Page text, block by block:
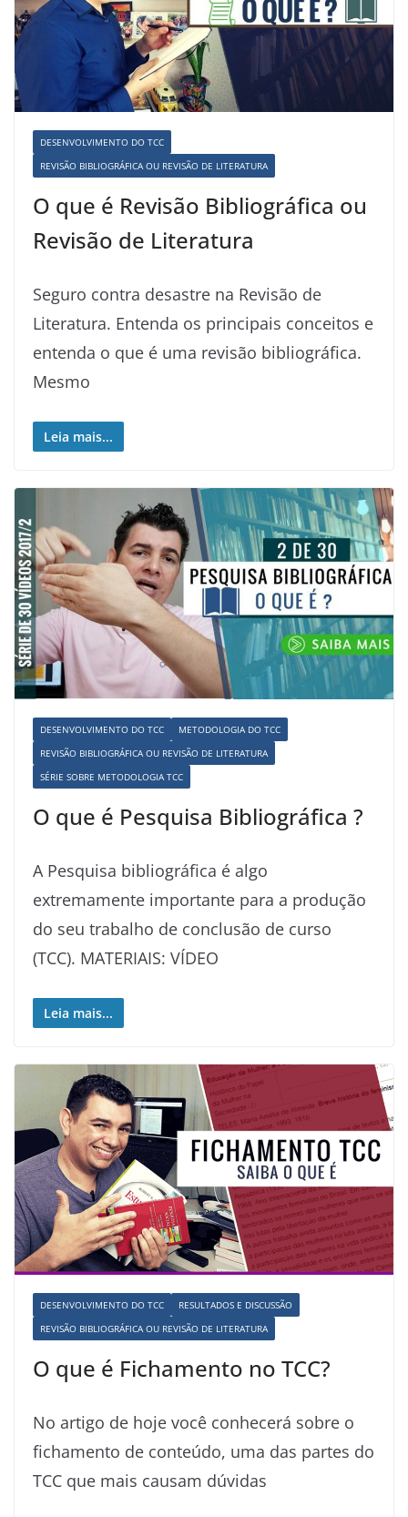
DESENVOLVIMENTO DO TCC
REVISÃO BIBLIOGRÁFICA OU REVISÃO DE LITERATURA
O que é Revisão Bibliográfica ou
Revisão de Literatura
Seguro contra desastre na Revisão de
Literatura. Entenda os principais conceitos e
entenda o que é uma revisão bibliográfica.
Mesmo
Leia mais...
DESENVOLVIMENTO DO TCC
METODOLOGIA DO TCC
REVISÃO BIBLIOGRÁFICA OU REVISÃO DE LITERATURA
SÉRIE SOBRE METODOLOGIA TCC
O que é Pesquisa Bibliográfica ?
A Pesquisa bibliográfica é algo
extremamente importante para a produção
do seu trabalho de conclusão de curso
(TCC). MATERIAIS: VÍDEO
Leia mais...
DESENVOLVIMENTO DO TCC
RESULTADOS E DISCUSSÃO
REVISÃO BIBLIOGRÁFICA OU REVISÃO DE LITERATURA
O que é Fichamento no TCC?
No artigo de hoje você conhecerá sobre o
fichamento de conteúdo, uma das partes do
TCC que mais causam dúvidas